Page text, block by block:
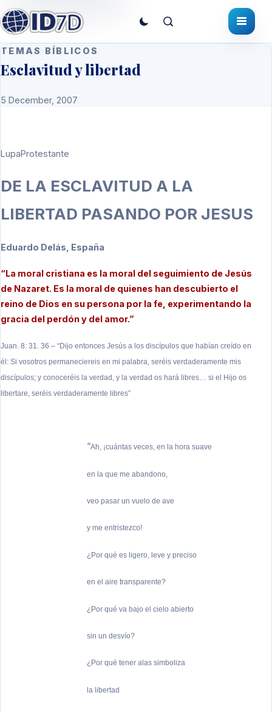
TEMAS BÍBLICOS
Esclavitud y libertad
5 December, 2007
LupaProtestante
DE LA ESCLAVITUD A LA
LIBERTAD PASANDO POR JESUS
Eduardo Delás, España
“La moral cristiana es la moral del seguimiento de Jesús
de Nazaret. Es la moral de quienes han descubierto el
reino de Dios en su persona por la fe, experimentando la
gracia del perdón y del amor.”
Juan. 8: 31. 36 – “Dijo entonces Jesús a los discípulos que habían creído en
él: Si vosotros permaneciereis en mi palabra, seréis verdaderamente mis
discípulos; y conoceréis la verdad, y la verdad os hará libres… si el Hijo os
libertare, seréis verdaderamente libres”
“Ah, ¡cuántas veces, en la hora suave
en la que me abandono,
veo pasar un vuelo de ave
y me entristezco!
¿Por qué es ligero, leve y preciso
en el aire transparente?
¿Por qué va bajo el cielo abierto
sin un desvío?
¿Por qué tener alas simboliza
la libertad